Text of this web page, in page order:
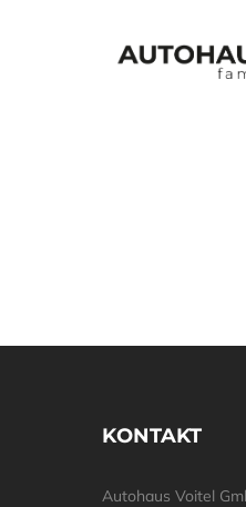
KONTAKT
Autohaus Voitel